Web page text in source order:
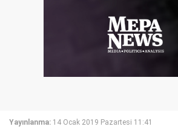
Yayınlanma: 14 Ocak 2019 Pazartesi 11:41